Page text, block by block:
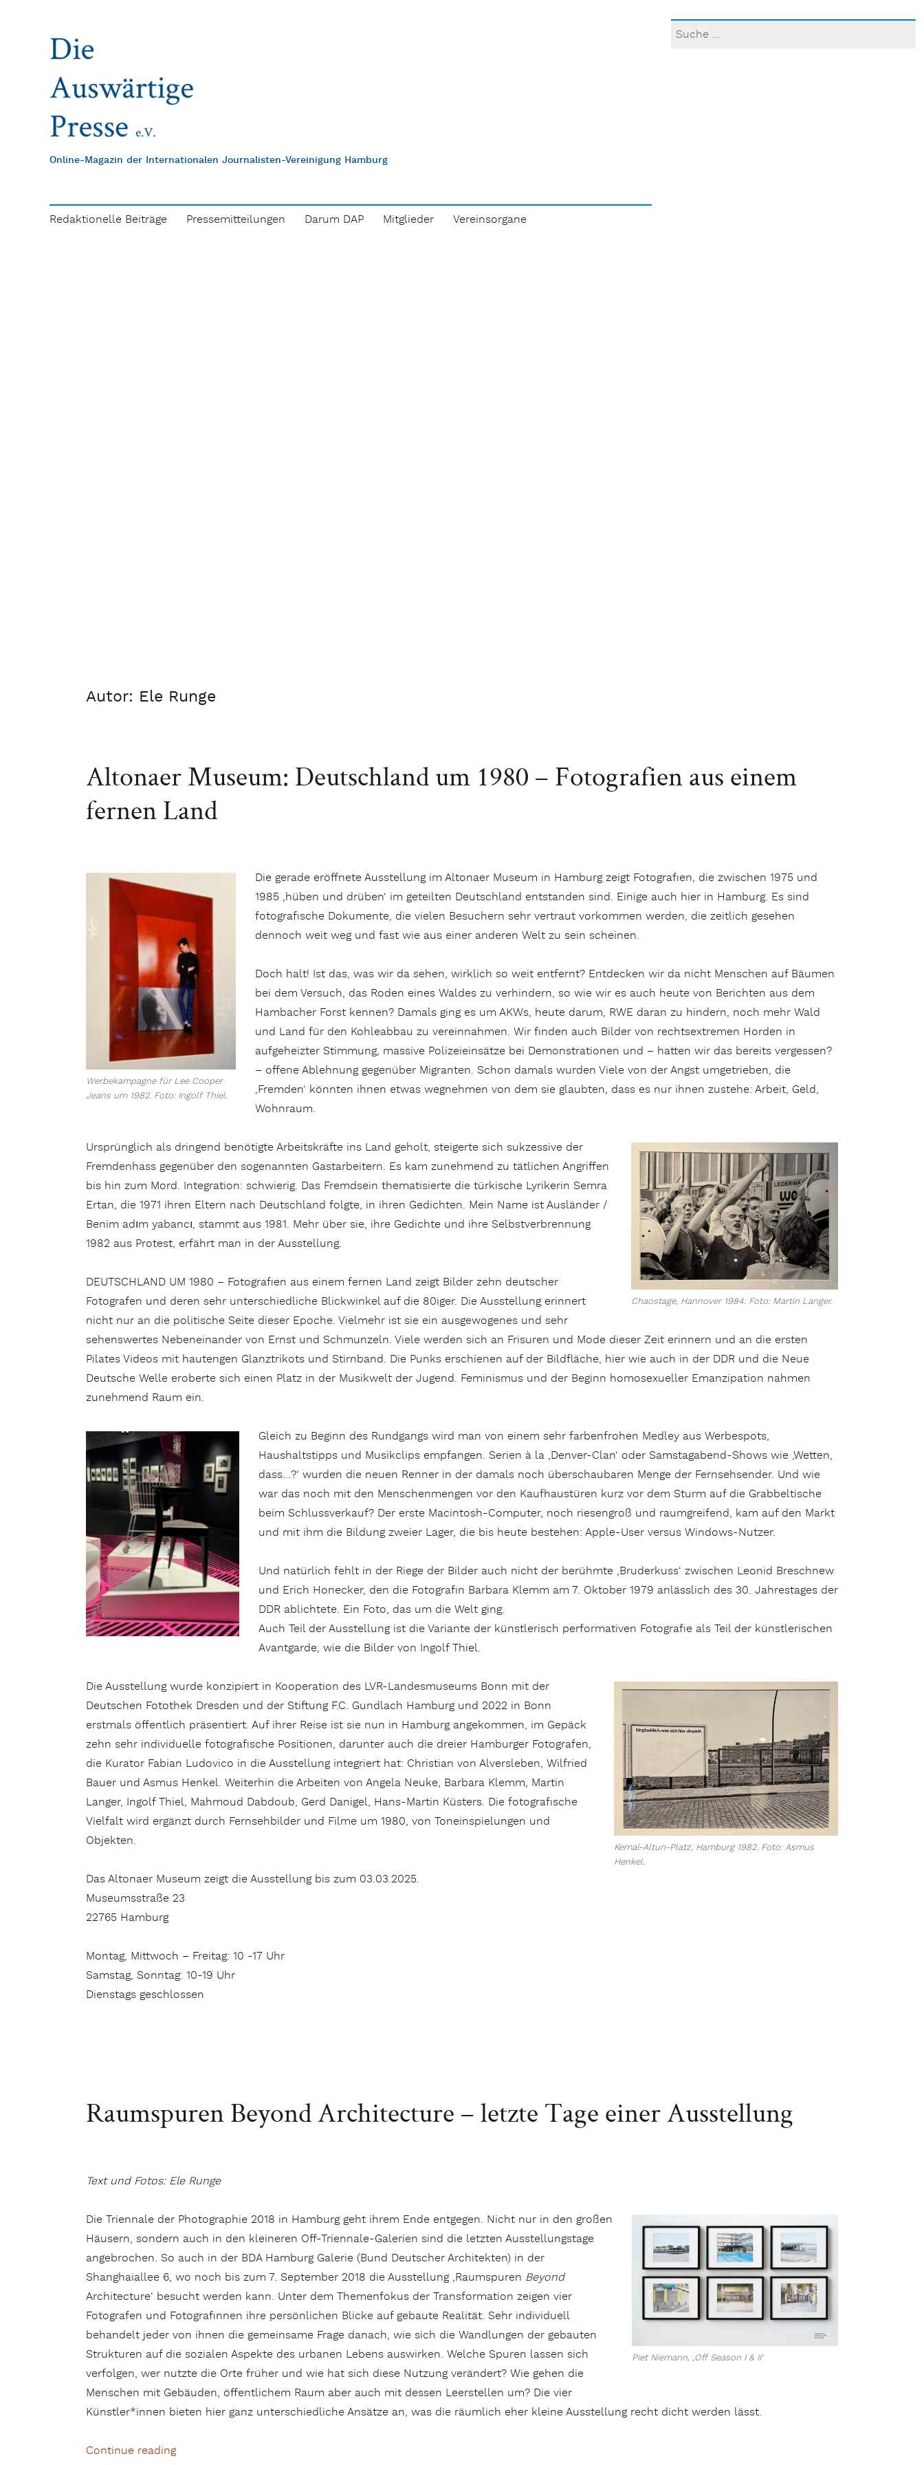
Online-Magazin der Internationalen Journalisten-Vereinigung Hamburg
Redaktionelle Beiträge Pressemitteilungen Darum DAP Mitglieder Vereinsorgane
Autor: Ele Runge
Altonaer Museum: Deutschland um 1980 – Fotografien aus einem
fernen Land
Werbekampagne für Lee Cooper
Jeans um 1982. Foto: Ingolf Thiel.
Die gerade eröffnete Ausstellung im Altonaer Museum in Hamburg zeigt Fotografien, die zwischen 1975 und
1985 ‚hüben und drüben‘ im geteilten Deutschland entstanden sind. Einige auch hier in Hamburg. Es sind
fotografische Dokumente, die vielen Besuchern sehr vertraut vorkommen werden, die zeitlich gesehen
dennoch weit weg und fast wie aus einer anderen Welt zu sein scheinen.
Doch halt! Ist das, was wir da sehen, wirklich so weit entfernt? Entdecken wir da nicht Menschen auf Bäumen
bei dem Versuch, das Roden eines Waldes zu verhindern, so wie wir es auch heute von Berichten aus dem
Hambacher Forst kennen? Damals ging es um AKWs, heute darum, RWE daran zu hindern, noch mehr Wald
und Land für den Kohleabbau zu vereinnahmen. Wir finden auch Bilder von rechtsextremen Horden in
aufgeheizter Stimmung, massive Polizeieinsätze bei Demonstrationen und – hatten wir das bereits vergessen?
– offene Ablehnung gegenüber Migranten. Schon damals wurden Viele von der Angst umgetrieben, die
‚Fremden‘ könnten ihnen etwas wegnehmen von dem sie glaubten, dass es nur ihnen zustehe: Arbeit, Geld,
Wohnraum.
Chaostage, Hannover 1984. Foto: Martin Langer.
Ursprünglich als dringend benötigte Arbeitskräfte ins Land geholt, steigerte sich sukzessive der
Fremdenhass gegenüber den sogenannten Gastarbeitern. Es kam zunehmend zu tätlichen Angriffen
bis hin zum Mord. Integration: schwierig. Das Fremdsein thematisierte die türkische Lyrikerin Semra
Ertan, die 1971 ihren Eltern nach Deutschland folgte, in ihren Gedichten. Mein Name ist Ausländer /
Benim adım yabancı, stammt aus 1981. Mehr über sie, ihre Gedichte und ihre Selbstverbrennung
1982 aus Protest, erfährt man in der Ausstellung.
DEUTSCHLAND UM 1980 – Fotografien aus einem fernen Land zeigt Bilder zehn deutscher
Fotografen und deren sehr unterschiedliche Blickwinkel auf die 80iger. Die Ausstellung erinnert
nicht nur an die politische Seite dieser Epoche. Vielmehr ist sie ein ausgewogenes und sehr
sehenswertes Nebeneinander von Ernst und Schmunzeln. Viele werden sich an Frisuren und Mode dieser Zeit erinnern und an die ersten
Pilates Videos mit hautengen Glanztrikots und Stirnband. Die Punks erschienen auf der Bildfläche, hier wie auch in der DDR und die Neue
Deutsche Welle eroberte sich einen Platz in der Musikwelt der Jugend. Feminismus und der Beginn homosexueller Emanzipation nahmen
zunehmend Raum ein.
Gleich zu Beginn des Rundgangs wird man von einem sehr farbenfrohen Medley aus Werbespots,
Haushaltstipps und Musikclips empfangen. Serien à la ‚Denver-Clan‘ oder Samstagabend-Shows wie ‚Wetten,
dass…?‘ wurden die neuen Renner in der damals noch überschaubaren Menge der Fernsehsender. Und wie
war das noch mit den Menschenmengen vor den Kaufhaustüren kurz vor dem Sturm auf die Grabbeltische
beim Schlussverkauf? Der erste Macintosh-Computer, noch riesengroß und raumgreifend, kam auf den Markt
und mit ihm die Bildung zweier Lager, die bis heute bestehen: Apple-User versus Windows-Nutzer.
Und natürlich fehlt in der Riege der Bilder auch nicht der berühmte ‚Bruderkuss‘ zwischen Leonid Breschnew
und Erich Honecker, den die Fotografin Barbara Klemm am 7. Oktober 1979 anlässlich des 30. Jahrestages der
DDR ablichtete. Ein Foto, das um die Welt ging.
Auch Teil der Ausstellung ist die Variante der künstlerisch performativen Fotografie als Teil der künstlerischen
Avantgarde, wie die Bilder von Ingolf Thiel.
Kemal-Altun-Platz, Hamburg 1982. Foto: Asmus
Henkel.
Die Ausstellung wurde konzipiert in Kooperation des LVR-Landesmuseums Bonn mit der
Deutschen Fotothek Dresden und der Stiftung F.C. Gundlach Hamburg und 2022 in Bonn
erstmals öffentlich präsentiert. Auf ihrer Reise ist sie nun in Hamburg angekommen, im Gepäck
zehn sehr individuelle fotografische Positionen, darunter auch die dreier Hamburger Fotografen,
die Kurator Fabian Ludovico in die Ausstellung integriert hat: Christian von Alversleben, Wilfried
Bauer und Asmus Henkel. Weiterhin die Arbeiten von Angela Neuke, Barbara Klemm, Martin
Langer, Ingolf Thiel, Mahmoud Dabdoub, Gerd Danigel, Hans-Martin Küsters. Die fotografische
Vielfalt wird ergänzt durch Fernsehbilder und Filme um 1980, von Toneinspielungen und
Objekten.
Das Altonaer Museum zeigt die Ausstellung bis zum 03.03.2025.
Museumsstraße 23
22765 Hamburg
Montag, Mittwoch – Freitag: 10 -17 Uhr
Samstag, Sonntag: 10-19 Uhr
Dienstags geschlossen
Raumspuren Beyond Architecture – letzte Tage einer Ausstellung
Text und Fotos: Ele Runge
Piet Niemann, ‚Off Season I & II‘
Die Triennale der Photographie 2018 in Hamburg geht ihrem Ende entgegen. Nicht nur in den großen
Häusern, sondern auch in den kleineren Off-Triennale-Galerien sind die letzten Ausstellungstage
angebrochen. So auch in der BDA Hamburg Galerie (Bund Deutscher Architekten) in der
Shanghaiallee 6, wo noch bis zum 7. September 2018 die Ausstellung ‚Raumspuren Beyond
Architecture‘ besucht werden kann. Unter dem Themenfokus der Transformation zeigen vier
Fotografen und Fotografinnen ihre persönlichen Blicke auf gebaute Realität. Sehr individuell
behandelt jeder von ihnen die gemeinsame Frage danach, wie sich die Wandlungen der gebauten
Strukturen auf die sozialen Aspekte des urbanen Lebens auswirken. Welche Spuren lassen sich
verfolgen, wer nutzte die Orte früher und wie hat sich diese Nutzung verändert? Wie gehen die
Menschen mit Gebäuden, öffentlichem Raum aber auch mit dessen Leerstellen um? Die vier
Künstler*innen bieten hier ganz unterschiedliche Ansätze an, was die räumlich eher kleine Ausstellung recht dicht werden lässt.
Continue reading„Raumspuren Beyond Architecture – letzte Tage einer Ausstellung“